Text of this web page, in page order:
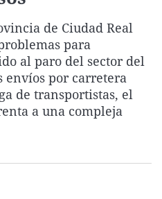
Gente viajera
Como el perro y el
Retornados
Equipo de
Operación Viuda
Galicia
La Rioja
Navarra
País Vasco
Televisión
Elecciones
de Ciudad Real
para
al paro del sector del
envíos por carretera
de transportistas, el
a una compleja